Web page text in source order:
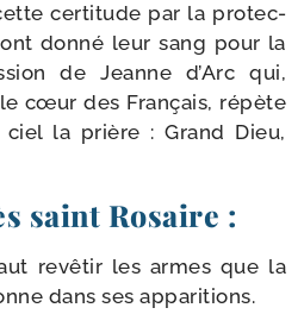
cer­ti­tude par la pro­tec­
don­né leur sang pour la
de Jeanne d’Arc qui,
cœur des Français, répète
ciel la prière : Grand Dieu,
saint Rosaire :
revê­tir les armes que la
dans ses apparitions.